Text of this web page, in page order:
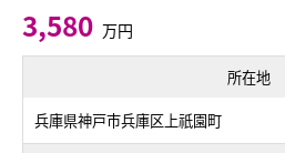
3,580 万円
所在地
兵庫県神戸市兵庫区上祇園町